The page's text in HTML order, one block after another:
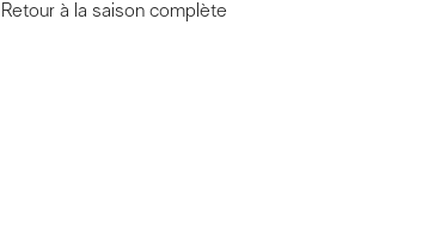
Retour à la saison complète